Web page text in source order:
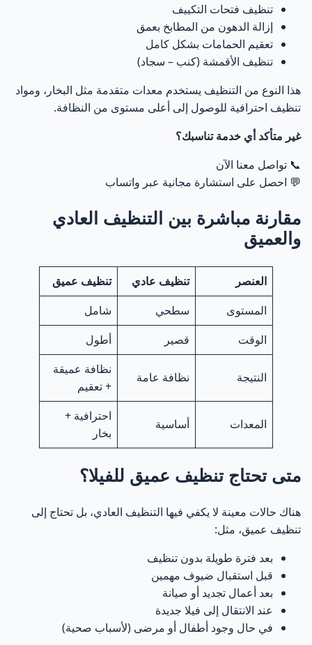
تنظيف فتحات التكييف
إزالة الدهون من المطابخ بعمق
تعقيم الحمامات بشكل كامل
تنظيف الأقمشة (كنب – سجاد)
هذا النوع من التنظيف يستخدم معدات متقدمة مثل البخار، ومواد
تنظيف احترافية للوصول إلى أعلى مستوى من النظافة.
غير متأكد أي خدمة تناسبك؟
📞 تواصل معنا الآن
💬 احصل على استشارة مجانية عبر واتساب
مقارنة مباشرة بين التنظيف العادي
والعميق
العنصر تنظيف عادي
تنظيف عميق
المستوى
سطحي
شامل
الوقت
قصير أطول
النتيجة نظافة عامة
نظافة عميقة
+ تعقيم
المعدات أساسية
احترافية +
بخار
متى تحتاج تنظيف عميق للفيلا؟
هناك حالات معينة لا يكفي فيها التنظيف العادي، بل تحتاج إلى
تنظيف عميق، مثل:
بعد فترة طويلة بدون تنظيف
قبل استقبال ضيوف مهمين
بعد أعمال تجديد أو صيانة
عند الانتقال إلى فيلا جديدة
في حال وجود أطفال أو مرضى (لأسباب صحية)